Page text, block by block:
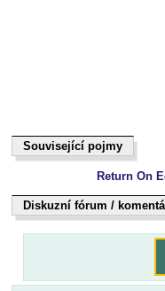
Související pojmy
Související pojmy
Return On
Diskuzní fórum /
Dukiszín fmóur /